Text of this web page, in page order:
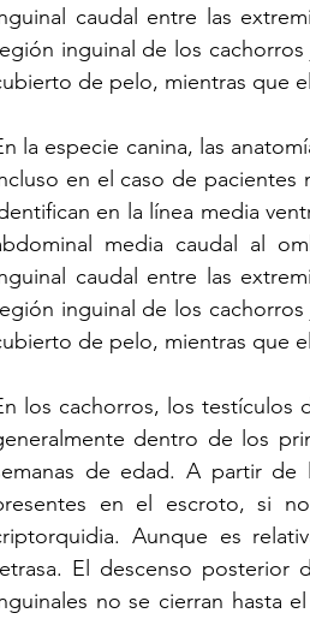
caudal entre las
inguinal de los
de pelo, mientras que
la especie canina, las
en el caso de pacientes
en la línea media
media caudal al
caudal entre las
inguinal de los
de pelo, mientras que
los cachorros, los testículos
dentro de los
de edad. A partir de
en el escroto, si
Aunque es
El descenso posterior
no se cierran hasta